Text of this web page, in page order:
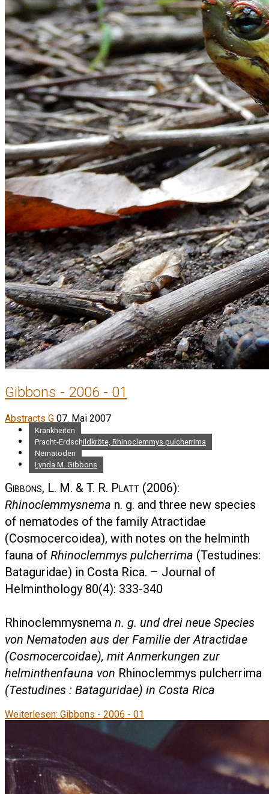
Gibbons - 2006 - 01
Abstracts G 07. Mai 2007
Krankheiten
Pracht-Erdschildkröte, Rhinoclemmys pulcherrima
Nematoden
Lynda M. Gibbons
Gibbons, L. M. & T. R. Platt (2006):
Rhinoclemmysnema n. g. and three new species
of nematodes of the family Atractidae
(Cosmocercoidea), with notes on the helminth
fauna of Rhinoclemmys pulcherrima (Testudines:
Bataguridae) in Costa Rica. – Journal of
Helminthology 80(4): 333-340
Rhinoclemmysnema n. g. und drei neue Species
von Nematoden aus der Familie der Atractidae
(Cosmocercoidae), mit Anmerkungen zur
helminthenfauna von Rhinoclemmys pulcherrima
(Testudines : Bataguridae) in Costa Rica
Weiterlesen: Gibbons - 2006 - 01